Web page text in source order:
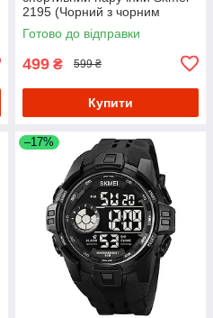
2195 (Чорний з чорним
циферблатом)
Готово до відправки
499 ₴ 599 ₴
Купити
–17%